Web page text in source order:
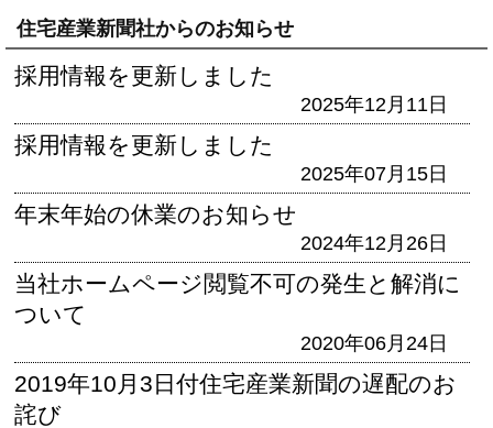
住宅産業新聞社からのお知らせ
採用情報を更新しました
2025年12月11日
採用情報を更新しました
2025年07月15日
年末年始の休業のお知らせ
2024年12月26日
当社ホームページ閲覧不可の発生と解消に
ついて
2020年06月24日
2019年10月3日付住宅産業新聞の遅配のお
詫び